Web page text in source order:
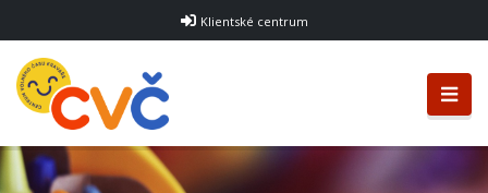
Klientské centrum